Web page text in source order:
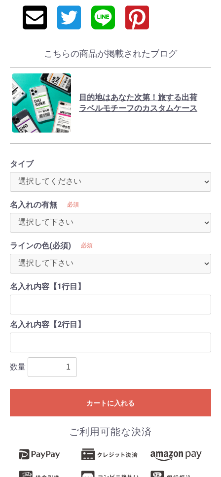
こちらの商品が掲載されたブログ
目的地はあなた次第！旅する出荷
ラベルモチーフのカスタムケース
タイブ
名入れの有無 必須
ラインの色(必須) 必須
名入れ内容【1行目】
名入れ内容【2行目】
数量
カートに入れる
ご利用可能な決済